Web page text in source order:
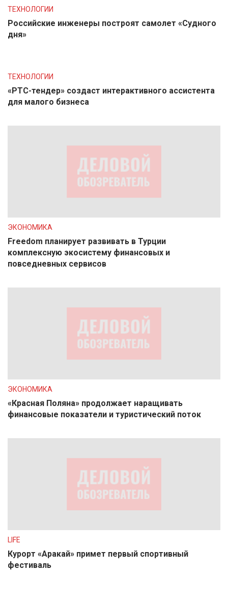
ТЕХНОЛОГИИ
Российские инженеры построят самолет «Судного
дня»
ТЕХНОЛОГИИ
«РТС-тендер» создаст интерактивного ассистента
для малого бизнеса
ЭКОНОМИКА
Freedom планирует развивать в Турции
комплексную экосистему финансовых и
повседневных сервисов
ЭКОНОМИКА
«Красная Поляна» продолжает наращивать
финансовые показатели и туристический поток
LIFE
Курорт «Аракай» примет первый спортивный
фестиваль